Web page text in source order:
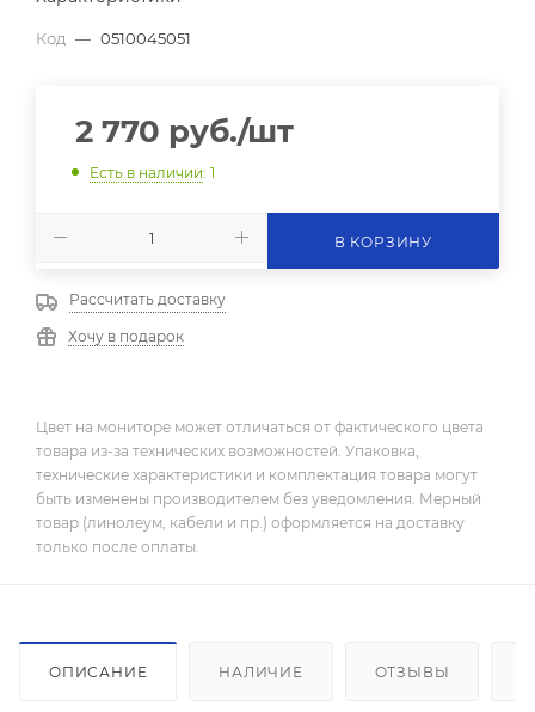
Код — 0510045051
2 770 руб./шт
Есть в наличии: 1
В КОРЗИНУ
Рассчитать доставку
Хочу в подарок
Цвет на мониторе может отличаться от фактического цвета
товара из-за технических возможностей. Упаковка,
технические характеристики и комплектация товара могут
быть изменены производителем без уведомления. Мерный
товар (линолеум, кабели и пр.) оформляется на доставку
только после оплаты.
ОПИСАНИЕ НАЛИЧИЕ ОТЗЫВЫ